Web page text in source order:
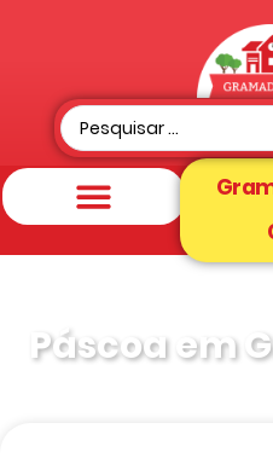
Páscoa em